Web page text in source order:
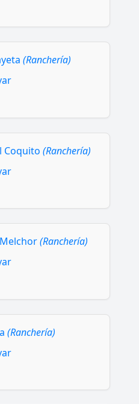
(Ranchería)
Coquito (Ranchería)
(Ranchería)
(Ranchería)